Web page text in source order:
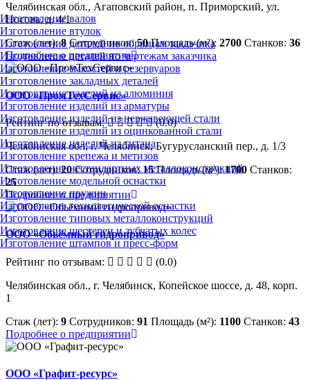
Изготовление валов
Изготовление втулок
Изготовление деталей по образцам заказчика
Изготовление деталей по чертежам заказчика
Изготовление ёмкостей и резервуаров
Изготовление закладных деталей
Изготовление изделий из алюминия
Изготовление изделий из арматуры
Изготовление изделий из нержавеющей стали
Изготовление изделий из оцинкованной стали
Изготовление изделий из титана
Изготовление крепежа и метизов
Изготовление нестандартных металлоконструкций
Изготовление модельной оснастки
Изготовление пружин
Изготовление технологической оснастки
Изготовление типовых металлоконструкций
Изготовление шестерен и зубчатых колес
Изготовление штампов и пресс-форм
Челябинская обл., Агаповский район, п. Приморский, ул.
Носова, д. 4/1
Стаж (лет):8 Сотрудников:50 Площадь (м²): 2700 Станков: 36
Подробнее о предприятии
ООО «ПромТехСервис»
Рейтинг по отзывам:
(0.0)
Челябинская обл, г. Челябинск, Бугурусланский пер., д. 1/3
Стаж (лет):20 Сотрудников:15 Площадь (м²):1700 Станков:
25
Подробнее о предприятии
ООО «Обьёмный гидропривод»
Рейтинг по отзывам:
(0.0)
Челябинская обл., г. Челябинск, Копейское шоссе, д. 48, корп.
1
Стаж (лет): 9 Сотрудников: 91 Площадь (м²): 1100 Станков: 43
Подробнее о предприятии
ООО «Графит-ресурс»